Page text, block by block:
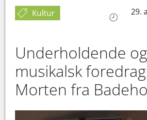
Kultur
29.
Underholdende og
musikalsk
Morten fra